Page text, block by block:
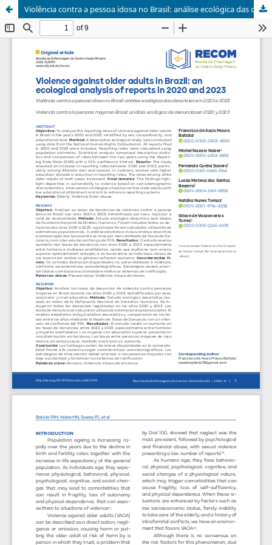
Violência contra a pessoa idosa no Brasil: análise ecológica das denúncias em 2020 e 2023